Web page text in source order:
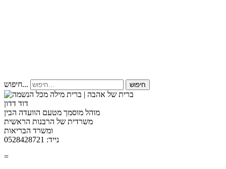
חיפוש... חיפוש
דוד דדון
מוהל מוסמך מטעם הוועדה הבין
משרדית של הרבנות הראשית
ומשרד הבריאות
נייד: 0528428721
=